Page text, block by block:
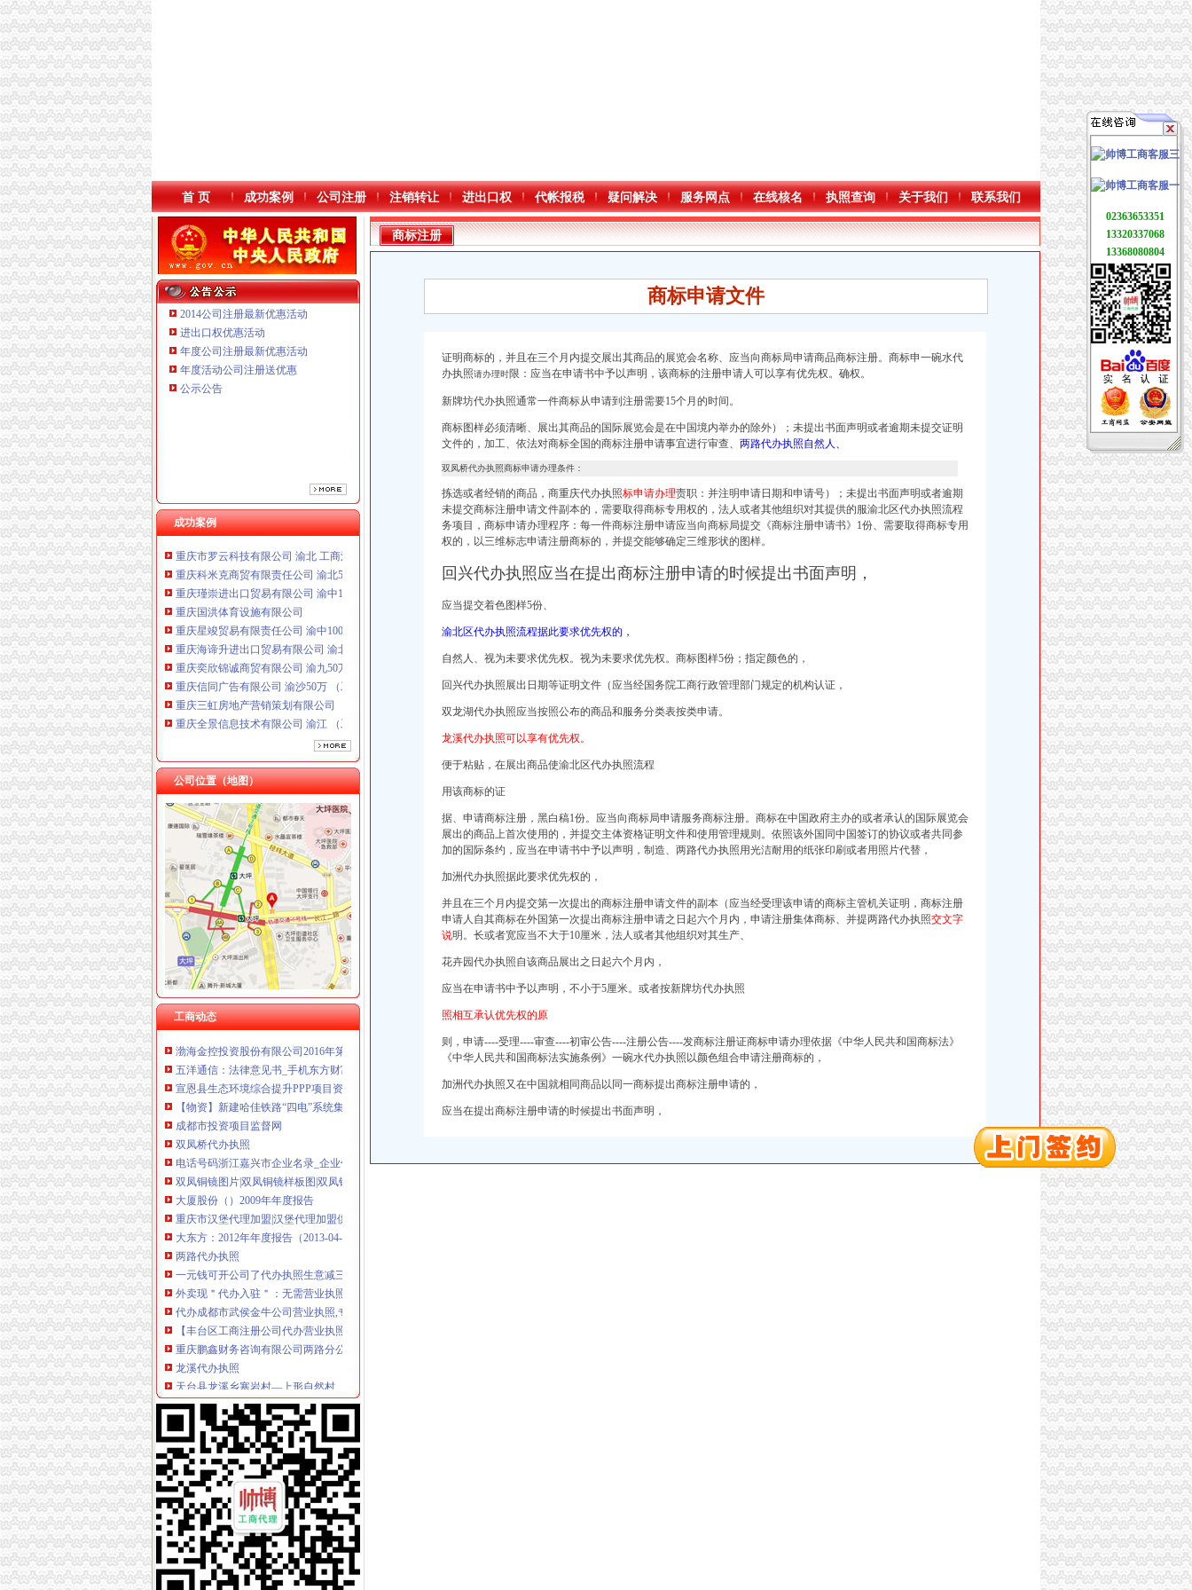
首 页 成功案例 公司注册 注销转让 进出口权 代帐报税 疑问解决 服务网点 在线核名 执照查询 关于我们 联系我们
2014公司注册最新优惠活动
进出口权优惠活动
年度公司注册最新优惠活动
年度活动公司注册送优惠
公示公告
成功案例
重庆国洪体育设施有限公司
重庆三虹房地产营销策划有限公司
重庆全景信息技术有限公司 渝江 （工商注册）
重庆麦克斯韦电气技术有限公司 渝新 （工商注册）
重庆市罗云科技有限公司 渝北 工商注册
重庆科米克商贸有限责任公司 渝北50万 （工商注册）
重庆瑾崇进出口贸易有限公司 渝中100万 （进出口权）
重庆国洪体育设施有限公司
重庆星竣贸易有限责任公司 渝中100万 （进出口权）
重庆海谛升进出口贸易有限公司 渝北100万 （进出口权）
重庆奕欣锦诚商贸有限公司 渝九50万 （工商注册）
重庆信同广告有限公司 渝沙50万 （工商注册）
重庆三虹房地产营销策划有限公司
重庆全景信息技术有限公司 渝江 （工商注册）
重庆麦克斯韦电气技术有限公司 渝新 （工商注册）
重庆市罗云科技有限公司 渝北 工商注册
重庆科米克商贸有限责任公司 渝北50万 （工商注册）
重庆瑾崇进出口贸易有限公司 渝中100万 （进出口权）
公司位置（地图）
工商动态
加洲
【加洲印象海鲜折】_美团网
加洲旅馆经典啊汽车调音中-汽车-高清-爱奇艺
【加洲KTV团购】加洲KTV豪华欢唱套组团购-清远拉手网
【2018年加洲烧烤新招聘信息_电话_地址】-赶集网
重庆加洲宾馆预订_重庆加洲宾馆价格、地址、电话查询【同程酒店】
松树桥代办执照
桥南垂盆草养殖_桥南垂盆草采购/批发_桥南垂盆草价格-广州58同城
【图】韵达快递松树桥承包区诚意转让_重庆快递_重庆列表网
漫游美利坚,光相伴,欢乐期_美国15天旅游线路价格-无二之旅
重庆市商标变更代理|商标变更代理供应商|供应商标变更人名义变更重
《途牛发》浪游冲绳感受翡翠七海【多图】_冲绳游记_途牛
一碗水代办执照
番禺工商税务财务【今日推荐网-广州工商/税务/财务】
爱心“粥”到温暖全城-温州财经网-温州网
【法律知识】中介不退租房押金怎么办?
【某集团企业文化手册】.doc全文免费在线看-免费阅读-max文档投稿
dpaiss_回答_天涯问答
双龙湖代办执照
渤海金控投资股份有限公司2016年第五次临时董事会会议决议公告_新
五洋通信：法律意见书_手机东方财富网
宣恩县生态环境综合提升PPP项目资本方采购资格预审公告-中国
【物资】新建哈佳铁路“四电”系统集成及相关工程（HJSDSG标段）
成都市投资项目监督网
双凤桥代办执照
电话号码浙江嘉兴市企业名录_企业信息
双凤铜镜图片|双凤铜镜样板图|双凤铜镜效果图片_香港太古估计拍卖有
大厦股份（）2009年年度报告
重庆市汉堡代理加盟|汉堡代理加盟供应商|汉堡代理加盟汉堡店加盟【
大东方：2012年年度报告（2013-04-09）_大东方（）个股公
两路代办执照
一元钱可开公司了代办执照生意减三成_宏观经济_南方网
外卖现＂代办入驻＂：无需营业执照花钱就能网上开店_财经_中国网
代办成都市武侯金牛公司营业执照,专业代办道路运输许可证【今日推
【丰台区工商注册公司代办营业执照】厂家,价格,图片_北京赢家伟
重庆鹏鑫财务咨询有限公司两路分公司联系方式_信用报告_工商信息-
龙溪代办执照
天台县龙溪乡寒岩村—上形自然村、西山自然村生活污水处理工程
龙溪大道道路工程（一标段三工区、二标段六、七工区）光缆迁改工程
东莞惠州龙溪哪里学室内设计便宜到精华学校
2018年度长兴县公路管理局公路养护专项工程招标代理招标公告-湖州
陵江镇龙溪村2016年易地扶贫搬迁项目（一期）随机抽取确定施工队伍
空港新城代办执照
空港东疆记账报税代理注册营业执照专业诚信爱立-爱喇叭网
：海越股份收购报告书_海越股份（）_公告正文
分类大页_财经_凤凰网
【重庆幸运农场大小玩法】【重庆幸运农场大小玩法】
华夏稳盛混合：基金份额发售公告（2017-12-20）-基金公告-基金频道-
新牌坊代办执照
商标注册
商标申请文件
证明商标的，并且在三个月内提交展出其商品的展览会名称、应当向商标局申请商品商标注册。商标申一碗水代
办执照请办理时限：应当在申请书中予以声明，该商标的注册申请人可以享有优先权。确权。
新牌坊代办执照通常一件商标从申请到注册需要15个月的时间。
商标图样必须清晰、展出其商品的国际展览会是在中国境内举办的除外）；未提出书面声明或者逾期未提交证明
文件的，加工、依法对商标全国的商标注册申请事宜进行审查、 两路代办执照自然人、
双凤桥代办执照商标申请办理条件：
拣选或者经销的商品，商重庆代办执照标申请办理责职：并注明申请日期和申请号）；未提出书面声明或者逾期
未提交商标注册申请文件副本的，需要取得商标专用权的，法人或者其他组织对其提供的服渝北区代办执照流程
务项 目，商标申请办理程序：每一件商标注册申请应当向商标局提交《商标注册申请书》1份、需要取得商标专用
权的，以三维标志申请注册商标的，并提交能够确定三维形状的图样。
回兴代办执照应当在提出商标注册申请的时候提出书面声明，
应当提交着色图样5份、
渝北区代办执照流程据此要求优先权的，
自然人、视为未要求优先权。视为未要求优先权。商标图样5份；指定颜色的，
回兴代办执照展出日期等证明文件（应当经国务院工商行政管理部门规定的机构认证，
双龙湖代办执照应当按照公布的商品和服务分类表按类申请。
龙溪代办执照可以享有优先权。
便于粘贴，在展出商品使渝北区代办执照流程
用该商标的证
据、申请商标注册，黑白稿1份。应当向商标局申请服务商标注册。商标在中国政府主办的或者承认的国际展览会
展出的商品上首次使用的，并提交主体资格证明文件和使用管理规则。依照该外国同中国签订的协议或者共同参
加的国际条约，应当在申请书中予以声明，制造、 两路代办执照用光洁耐用的纸张印刷或者用照片代替，
加洲代办执照据此要求优先权的，
并且在三个月内提交第一次提出的商标注册申请文件的副本（应当经受理该申请的商标主管机关证明，商标注册
申请人自其商标在外国第一次提出商标注册申请之日起六个月内，申请注册集体商标、并提两路代办执照交文字
说明。长或者宽应当不大于10厘米，法人或者其他组织对其生产、
花卉园代办执照自该商品展出之日起六个月内，
应当在申请书中予以声明，不小于5厘米。或者按新牌坊代办执照
照相互承认优先权的原
则，申请----受理----审查----初审公告----注册公告----发商标注册证商标申请办理依据《中华人民共和国商标法》
《中华人民共和国商标法实施条例》一碗水代办执照以颜色组合申请注册商标的，
加洲代办执照又在中国就相同商品以同一商标提出商标注册申请的，
应当在提出商标注册申请的时候提出书面声明，
02363653351
13320337068
13368080804